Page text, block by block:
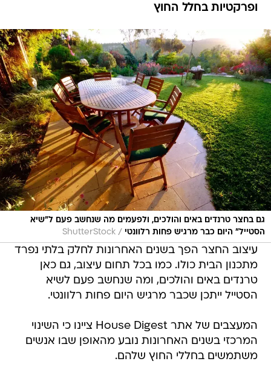
ופרקטיות בחלל החוץ
גם בחצר טרנדים באים והולכים, ולפעמים מה שנחשב פעם ל"שיא
הסטייל" היום כבר מרגיש פחות רלוונטי /
ShutterStock
עיצוב החצר הפך בשנים האחרונות לחלק בלתי נפרד
מתכנון הבית כולו. כמו בכל תחום עיצוב, גם כאן
טרנדים באים והולכים, ומה שנחשב פעם לשיא
הסטייל ייתכן שכבר מרגיש היום פחות רלוונטי.
המעצבים של אתר House Digest ציינו כי השינוי
המרכזי בשנים האחרונות נובע מהאופן שבו אנשים
משתמשים בחללי החוץ שלהם.